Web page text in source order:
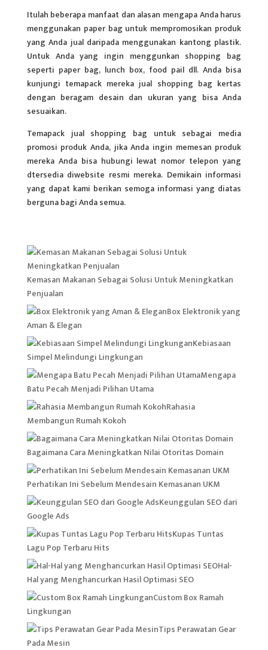
Itulah beberapa manfaat dan alasan mengapa Anda harus
menggunakan paper bag untuk mempromosikan produk
yang Anda jual daripada menggunakan kantong plastik.
Untuk Anda yang ingin menggunkan shopping bag
seperti paper bag, lunch box, food pail dll. Anda bisa
kunjungi temapack mereka jual shopping bag kertas
dengan beragam desain dan ukuran yang bisa Anda
sesuaikan.
Temapack jual shopping bag untuk sebagai media
promosi produk Anda, jika Anda ingin memesan produk
mereka Anda bisa hubungi lewat nomor telepon yang
dtersedia diwebsite resmi mereka. Demikain informasi
yang dapat kami berikan semoga informasi yang diatas
berguna bagi Anda semua.
Kemasan Makanan Sebagai Solusi Untuk Meningkatkan
Penjualan
Box Elektronik yang
Aman & Elegan
Kebiasaan
Simpel Melindungi Lingkungan
Mengapa
Batu Pecah Menjadi Pilihan Utama
Rahasia
Membangun Rumah Kokoh
Bagaimana Cara Meningkatkan Nilai Otoritas Domain
Perhatikan Ini Sebelum Mendesain Kemasanan UKM
Keunggulan SEO dari
Google Ads
Kupas Tuntas
Lagu Pop Terbaru Hits
Hal-
Hal yang Menghancurkan Hasil Optimasi SEO
Custom Box Ramah
Lingkungan
Tips Perawatan Gear
Pada Mesin